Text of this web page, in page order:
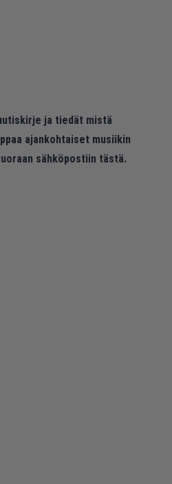
ja tiedät mistä
ajankohtaiset musiikin
sähköpostiin tästä.